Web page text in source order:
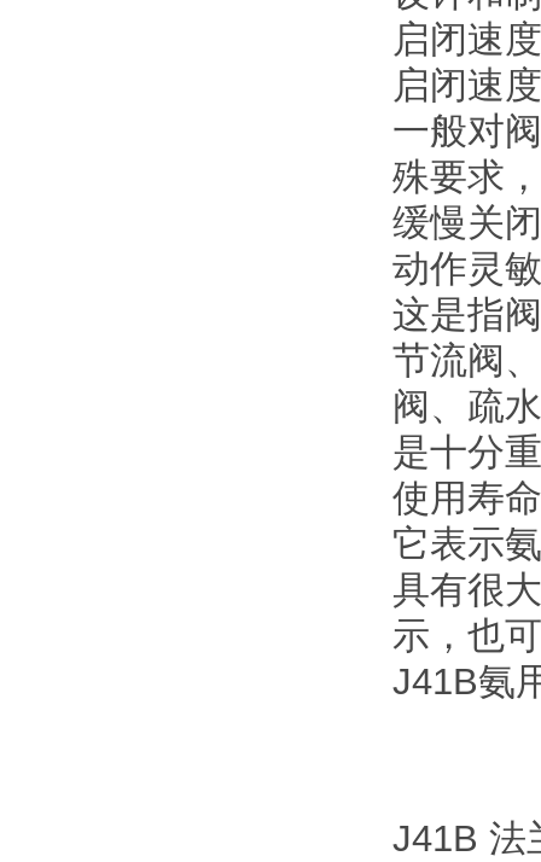
启闭速度
启闭速
一般对
殊要求
缓慢关
动作灵
这是指
节流阀
阀、疏
是十分
使用寿命
它表示
具有很
示，也
J41B氨
J41B 法